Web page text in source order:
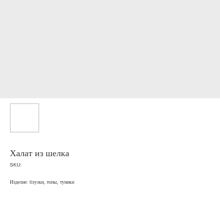
Халат из шелка
SKU:
Изделие: блузки, топы, туники